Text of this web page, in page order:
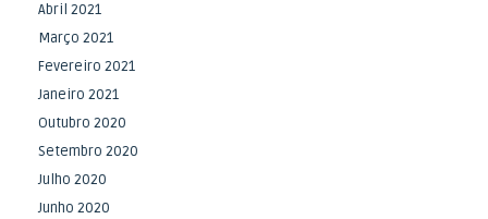
Abril 2021
Março 2021
Fevereiro 2021
Janeiro 2021
Outubro 2020
Setembro 2020
Julho 2020
Junho 2020